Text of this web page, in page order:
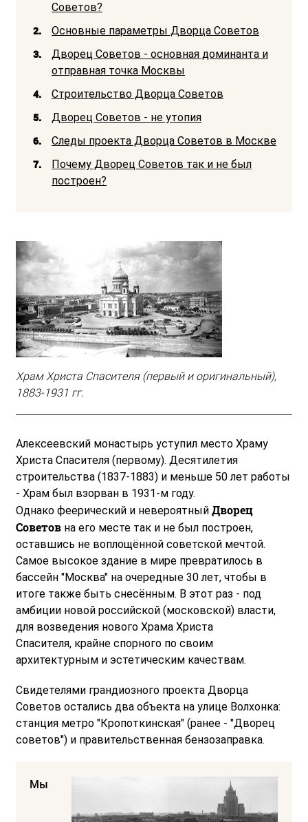
Советов?
2.
Основные параметры Дворца Советов
3.
Дворец Советов - основная доминанта и
отправная точка Москвы
4.
Строительство Дворца Советов
5.
Дворец Советов - не утопия
6.
Следы проекта Дворца Советов в Москве
7.
Почему Дворец Советов так и не был
построен?
Храм Христа Спасителя (первый и оригинальный),
1883-1931 гг.
Алексеевский монастырь уступил место Храму
Христа Спасителя (первому). Десятилетия
строительства (1837-1883) и меньше 50 лет работы
- Храм был взорван в 1931-м году.
Однако феерический и невероятный Дворец
Советов на его месте так и не был построен,
оставшись не воплощённой советской мечтой.
Самое высокое здание в мире превратилось в
бассейн "Москва" на очередные 30 лет, чтобы в
итоге также быть снесённым. В этот раз - под
амбиции новой российской (московской) власти,
для возведения нового Храма Христа
Спасителя, крайне спорного по своим
архитектурным и эстетическим качествам.
Свидетелями грандиозного проекта Дворца
Советов остались два объекта на улице Волхонка:
станция метро "Кропоткинская" (ранее - "Дворец
советов") и правительственная бензозаправка.
Мы